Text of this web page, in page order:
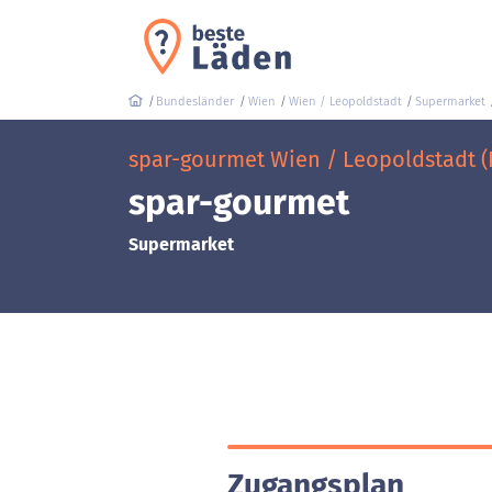
Bundesländer Wien Wien / Leopoldstadt Supermarket
spar-gourmet Wien / Leopoldstadt
spar-gourmet
Supermarket